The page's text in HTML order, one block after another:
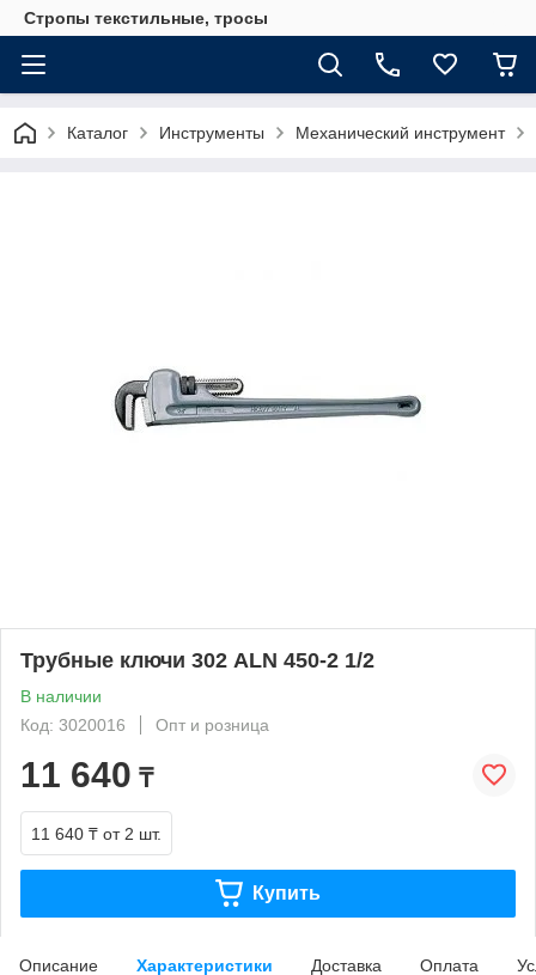
Стропы текстильные, тросы
Каталог Инструменты Механический инструмент
Трубные ключи 302 ALN 450-2 1/2
В наличии
Код: 3020016
Опт и розница
11 640 ₸
11 640 ₸ от 2 шт.
Купить
Описание Характеристики Доставка Оплата